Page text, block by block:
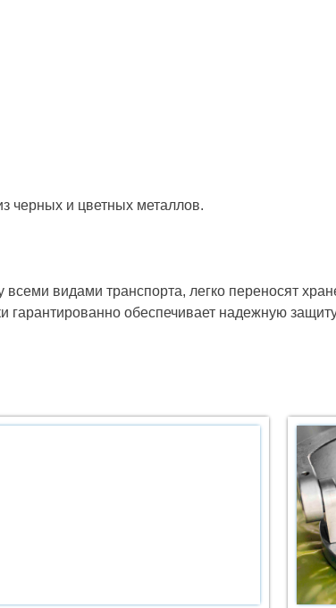
черных и цветных металлов.
видами транспорта, легко переносят
обеспечивает надежную